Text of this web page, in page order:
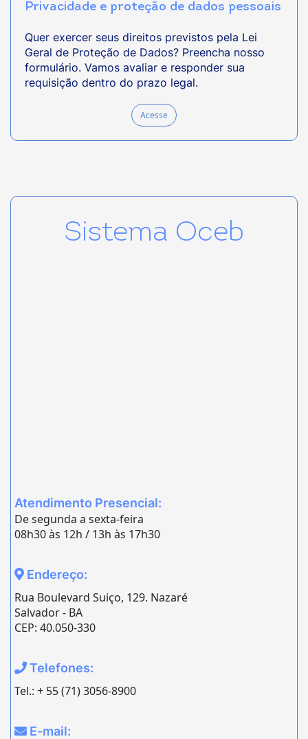
Privacidade e proteção de dados pessoais
Quer exercer seus direitos previstos pela Lei
Geral de Proteção de Dados? Preencha nosso
formulário. Vamos avaliar e responder sua
requisição dentro do prazo legal.
Sistema Oceb
Atendimento Presencial:
De segunda a sexta-feira
08h30 às 12h / 13h às 17h30
Endereço:
Rua Boulevard Suiço, 129. Nazaré
Salvador - BA
CEP: 40.050-330
Telefones:
Tel.: + 55 (71) 3056-8900
E-mail: